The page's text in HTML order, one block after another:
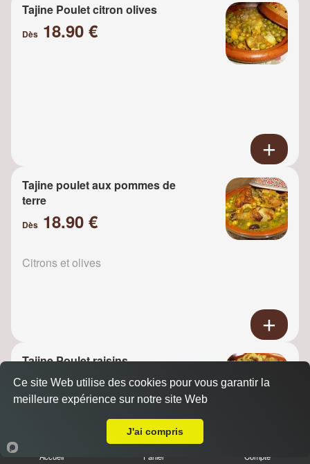
Tajine Poulet citron olives
Dès 18.90 €
Tajine poulet aux pommes de
terre
Dès 18.90 €
Citrons et olives
Tajine Poulet raisins
Dès18.90 €
Accueil Panier Compte
Ce site Web utilise des cookies pour vous garantir la
meilleure expérience sur notre site Web
J'ai compris